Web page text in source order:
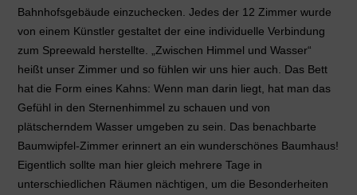
Bahnhofsgebäude einzuchecken. Jedes der 12 Zimmer wurde
von einem Künstler gestaltet der eine individuelle Verbindung
zum Spreewald herstellte. „Zwischen Himmel und Wasser“
heißt unser Zimmer und so fühlen wir uns hier auch. Das Bett
hat die Form eines Kahns: Wenn man darin liegt, hat man das
Gefühl in den Sternenhimmel zu schauen und von
plätscherndem Wasser umgeben zu sein. Das benachbarte
Baumwipfel-Zimmer erinnert an ein wunderschönes Baumhaus!
Eigentlich sollte man hier gleich mehrere Tage in
unterschiedlichen Räumen nächtigen, um die Besonderheiten